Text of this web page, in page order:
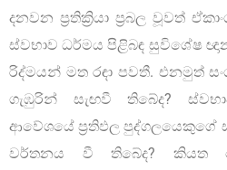
දනවන ප්‍රතික්‍රියා ප්‍රබල වූවත්
ස්වභාව ධර්මය පිළිබඳ සුවිශේෂ
රිද්මයන් මත රඳා පවතී. එනමුත්
ගැඹුරින් සැඟවී තිබේද?
ආවේශයේ ප්‍රතිඵල පුද්ගලයෙකුගේ
වර්තනය වී තිබේද? කියත